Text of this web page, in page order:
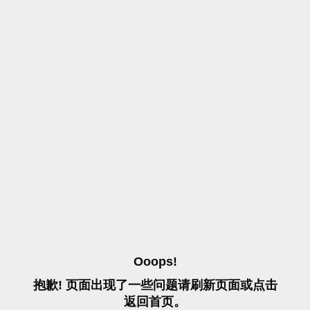
OOOPS!
抱歉! 页面出现了一些问题请刷 新页面或点击
返 回首页。